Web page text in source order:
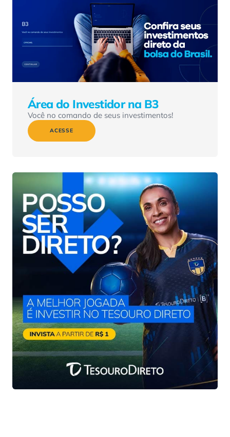
Área do Investidor na B3
Você no comando de seus investimentos!
ACESSE